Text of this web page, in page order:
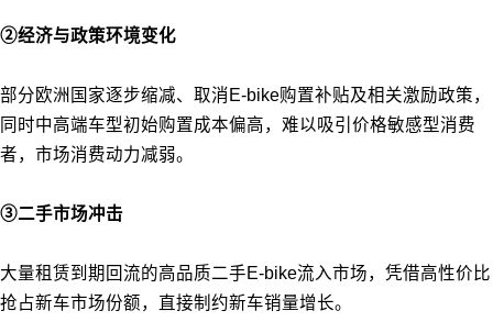
②经济与政策环境变化
部分欧洲国家逐步缩减、取消E-bike购置补贴及相关激励政策，
同时中高端车型初始购置成本偏高，难以吸引价格敏感型消费
者，市场消费动力减弱。
③二手市场冲击
大量租赁到期回流的高品质二手E-bike流入市场，凭借高性价比
抢占新车市场份额，直接制约新车销量增长。